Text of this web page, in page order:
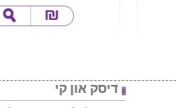
דיסק און קי